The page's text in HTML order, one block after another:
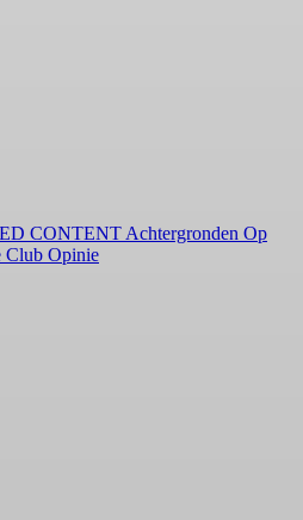
CONTENT Achtergronden Op
Club Opinie